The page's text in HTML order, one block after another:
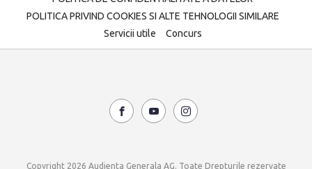
POLITICA PRIVIND COOKIES SI ALTE TEHNOLOGII SIMILARE
Servicii utile
Concurs
Copyright 2026 Audienta Generala AG. Toate Drepturile rezervate